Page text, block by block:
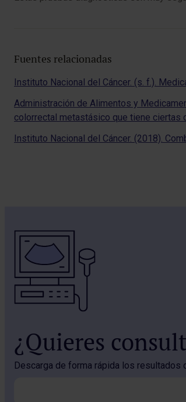
Fuentes relacionadas
Instituto Nacional del Cáncer. (s. f.).
Administración de Alimentos y
colorrectal metastásico que tiene ciertas
Instituto Nacional del Cáncer. (2018).
¿Quieres
Descarga de forma rápida los